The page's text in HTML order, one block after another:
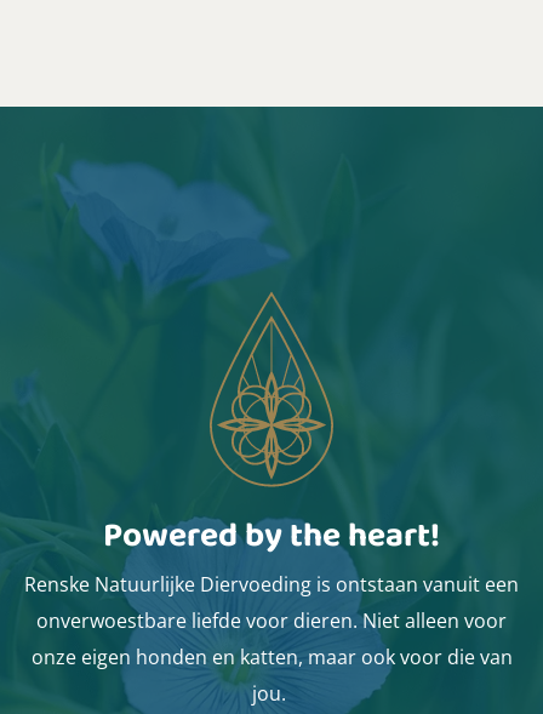
Powered by the heart!
Renske Natuurlijke Diervoeding is ontstaan vanuit een
onverwoestbare liefde voor dieren. Niet alleen voor
onze eigen honden en katten, maar ook voor die van
jou.